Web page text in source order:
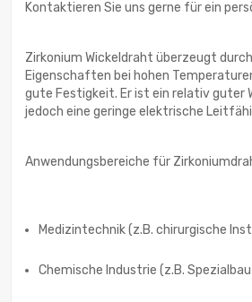
Kontaktieren Sie uns gerne für ein
Zirkonium Wickeldraht überzeugt
Eigenschaften bei hohen
gute Festigkeit. Er ist ein relativ guter
jedoch eine geringe elektrische
Anwendungsbereiche für
Medizintechnik (z.B. chirurgische
Chemische Industrie (z.B.